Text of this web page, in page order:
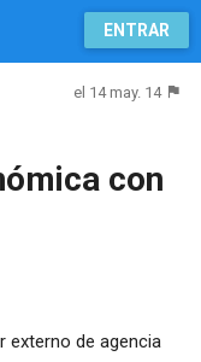
ENTRAR
el 14 may. 14
con
externo de agencia